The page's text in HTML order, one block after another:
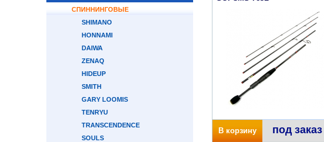
СПИННИНГОВЫЕ
SHIMANO
HONNAMI
DAIWA
ZENAQ
HIDEUP
SMITH
GARY LOOMIS
TENRYU
TRANSCENDENCE
SOULS
В корзину под заказ